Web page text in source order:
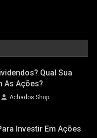
Qual Sua
As Ações?
Achados.Shop
Investir Em Ações